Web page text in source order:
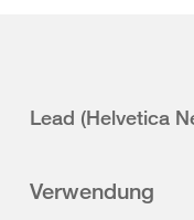
Lead (Helvetica
Verwendung